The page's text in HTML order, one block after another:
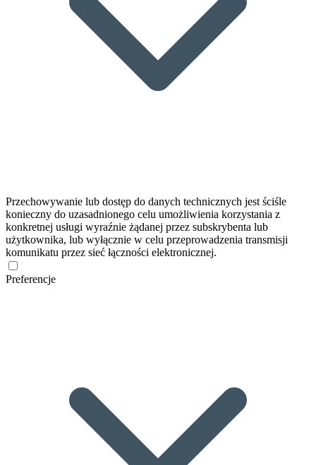
Przechowywanie lub dostęp do danych technicznych jest ściśle
konieczny do uzasadnionego celu umożliwienia korzystania z
konkretnej usługi wyraźnie żądanej przez subskrybenta lub
użytkownika, lub wyłącznie w celu przeprowadzenia transmisji
komunikatu przez sieć łączności elektronicznej.
Preferencje